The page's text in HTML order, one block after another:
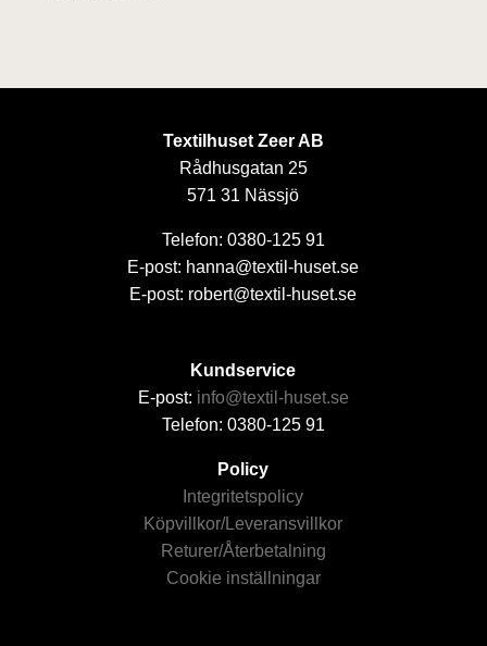
Textilhuset Zeer AB
Rådhusgatan 25
571 31 Nässjö
Telefon: 0380-125 91
E-post: hanna@textil-huset.se
E-post: robert@textil-huset.se
Kundservice
E-post: info@textil-huset.se
Telefon: 0380-125 91
Policy
Integritetspolicy
Köpvillkor/Leveransvillkor
Returer/Återbetalning
Cookie inställningar